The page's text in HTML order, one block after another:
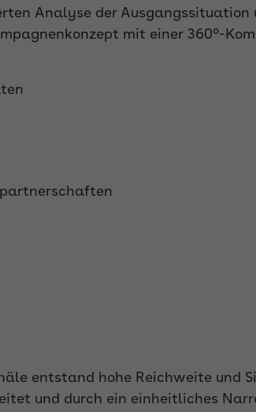
Analyse der Ausgangssituation
mit einer 360°-
entstand hohe Reichweite und
und durch ein einheitliches